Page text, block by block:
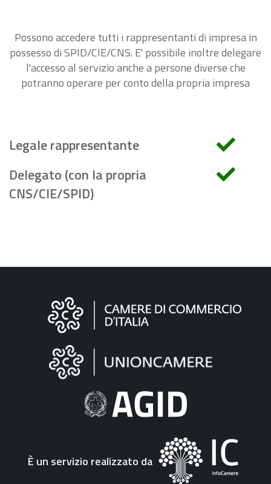
Possono accedere tutti i rappresentanti di impresa in
possesso di SPID/CIE/CNS. E' possibile inoltre delegare
l'accesso al servizio anche a persone diverse che
potranno operare per conto della propria impresa
Legale rappresentante
Delegato (con la propria
CNS/CIE/SPID)
Informazioni
"Fattura
Elettronica"
È un servizio realizzato da